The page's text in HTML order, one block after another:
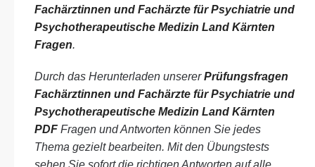
Fachärztinnen und Fachärzte für Psychiatrie und
Psychotherapeutische Medizin Land Kärnten
Fragen.
Durch das Herunterladen unsererPrüfungsfragen
Fachärztinnen und Fachärzte für Psychiatrie und
Psychotherapeutische Medizin Land Kärnten
PDF Fragen und Antworten können Sie jedes
Thema gezielt bearbeiten. Mit den Übungstests
sehen Sie sofort die richtigen Antworten auf alle